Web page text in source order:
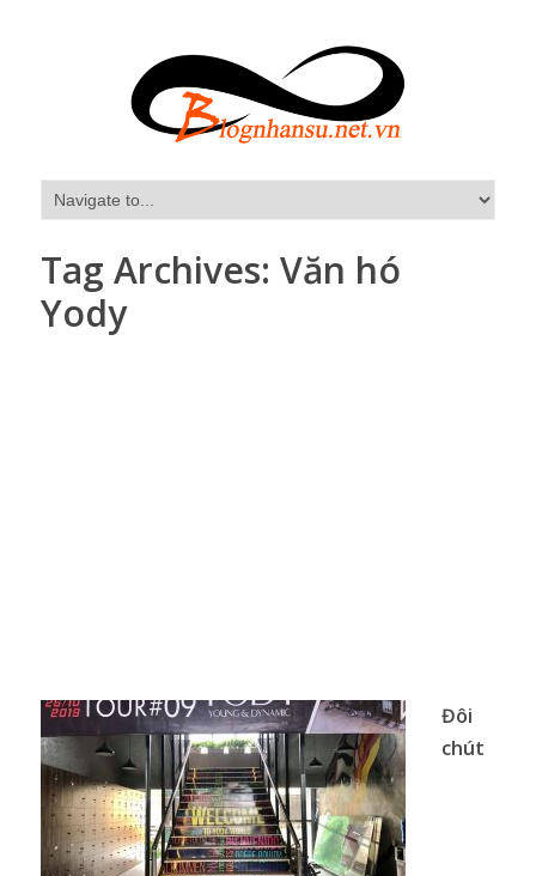
Tag Archives: Văn hó
Yody
Đôi
chút